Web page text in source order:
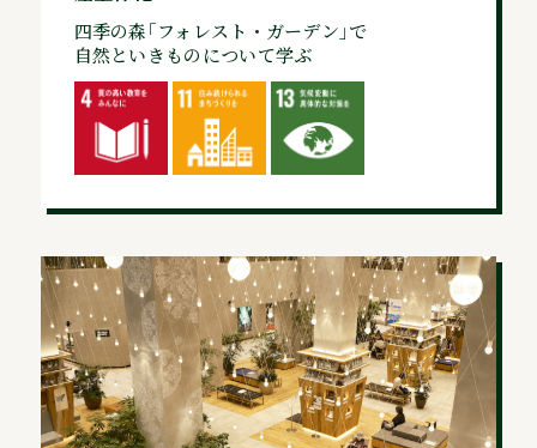
四季の森｢フォレスト・ガーデン｣で
自然といきものについて学ぶ